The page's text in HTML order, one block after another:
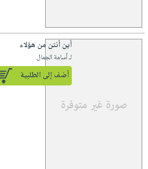
أين أنتن من هؤلاء
لـ أسامة الجمال
أضف إلى الطلبية